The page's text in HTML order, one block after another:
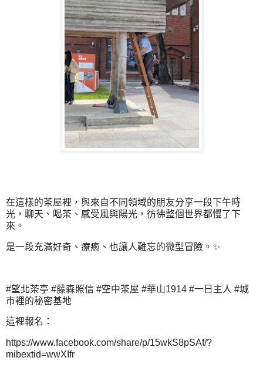
在這樣的茶屋裡，與來自不同領域的朋友分享一段下午時
光，聊天、喝茶、感受風與陽光，彷彿整個世界都慢了下
來。
是一段充滿好奇、療癒、也讓人難忘的微型冒險。✨
#望北茶亭 #藤森照信 #空中茶屋 #華山1914 #一日主人 #城
市裡的秘密基地
這裡報名：
https://www.facebook.com/share/p/15wkS8pSAf/?
mibextid=wwXIfr